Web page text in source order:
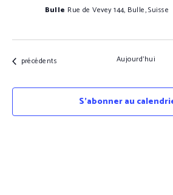
Bulle Rue de Vevey 144, Bulle, Suisse
Évènements
précédents Aujourd'hui
S’abonner au